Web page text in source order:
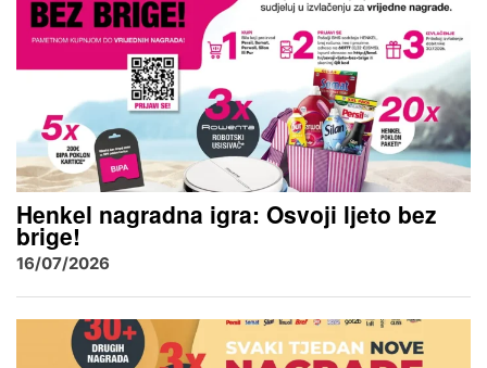
Henkel nagradna igra: Osvoji ljeto bez
brige!
16/07/2026